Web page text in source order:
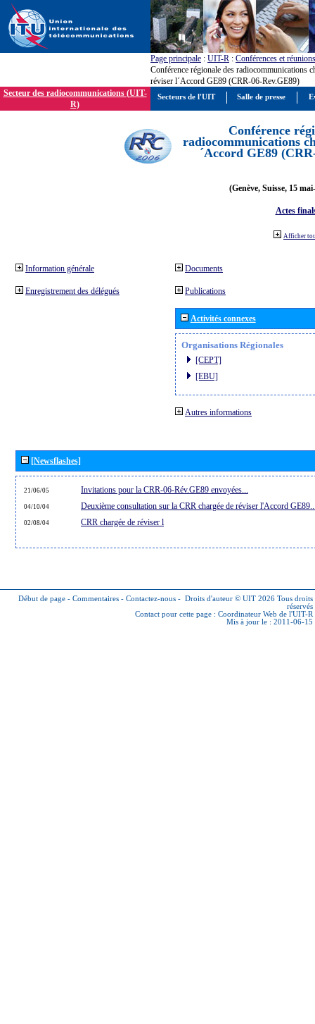
Page principale : UIT-R : Conférences et réunions
Conférence régionale des radiocommunications
réviser l´Accord GE89 (CRR-06-Rev.GE89)
Secteur des radiocommunications (UIT-
R)
Conférence
radiocommunications
´Accord GE89
(Genève, Suisse, 15
Actes
Afficher
Information générale
Enregistrement des délégués
Documents
Publications
Activités connexes
Organisations Régionales
[CEPT]
[EBU]
Autres informations
[Newsflashes]
21/06/05 Invitations pour la CRR-06-Rév.GE89 envoyées...
04/10/04 Deuxième consultation sur la CRR chargée de réviser l'Accord
02/08/04 CRR chargée de réviser l
Début de page - Commentaires - Contactez-nous - Droits d'auteur © UIT 2026 Tous droits
réservés
Contact pour cette page : Coordinateur Web de l'UIT-R
Mis à jour le : 2011-06-15
Secteurs de l'UIT Salle de presse